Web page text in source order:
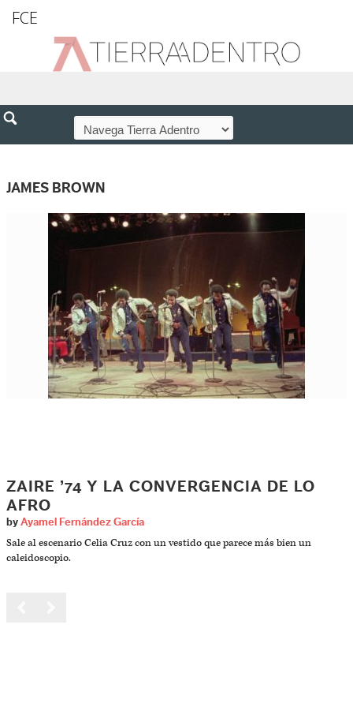
FCE
JAMES BROWN
ZAIRE ’74 Y LA CONVERGENCIA DE LO
AFRO
by Ayamel Fernández García
Sale al escenario Celia Cruz con un vestido que parece más bien un
caleidoscopio.